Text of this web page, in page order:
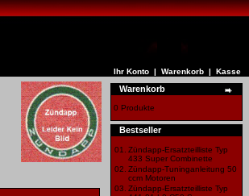
Ihr Konto | Warenkorb | Kasse
Warenkorb
0 Produkte
Bestseller
01.
Zündapp-Ersatzteilliste Typ
433 Super Combinette
02. Zündapp-Tuninganleitung 50
ccm Motoren
03. Zündapp-Ersatzteilliste Typ